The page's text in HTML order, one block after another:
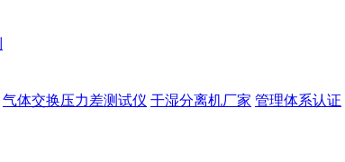
气体交换压力差测试仪 干湿分离机厂家 管理体系认证